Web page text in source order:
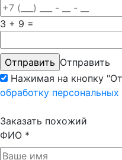
3 + 9 =
Отправить
Нажимая на кнопку
обработку
Заказать похожий
ФИО *